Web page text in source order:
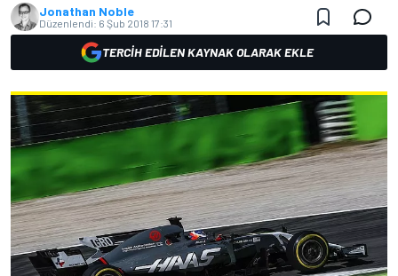
Jonathan Noble
Düzenlendi: 6 Şub 2018 17:31
TERCIH EDILEN KAYNAK OLARAK EKLE